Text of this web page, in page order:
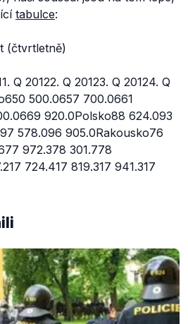
tabulce:
(čtvrtletně)
Q 20122. Q 20123. Q 20124. Q
500.0657 700.0661
920.0Polsko88 624.093
578.096 905.0Rakousko76
972.378 301.778
724.417 819.317 941.317